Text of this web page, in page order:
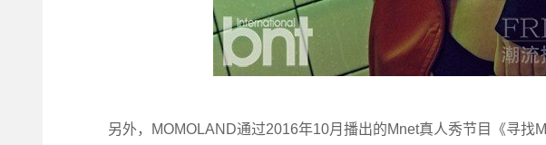
另外，MOMOLAND通过2016年10月播出的Mnet真人秀节目《寻找